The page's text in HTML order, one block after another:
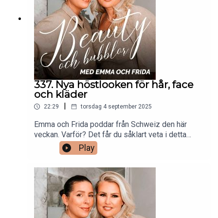
upptäckt under den senaste veckan.
337. Nya höstlooken för hår, face
och kläder
22:29 torsdag 4 september 2025
Emma och Frida poddar från Schweiz den här
veckan. Varför? Det får du såklart veta i detta
avsnitt. Men inte bara det! Eftersom det snart är
dags för ett nytt tjejnyår så pratar Frida och Emma
om vilka förändringar som de planerar att ta tag i,
med fokus på beauty. Bland annat så ska håret få
sig en retouch, garderoben ska gå i nya färger och
ansiktet ska få uppleva en ny look.Klipps av
Gabriella Lahti.
Play